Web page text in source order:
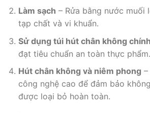
Làm sạch – Rửa bằng nước muối
tạp chất và vi khuẩn.
Sử dụng túi hút chân không
đạt tiêu chuẩn an toàn thực phẩm.
Hút chân không và niêm phong
công nghệ cao để đảm bảo
được loại bỏ hoàn toàn.